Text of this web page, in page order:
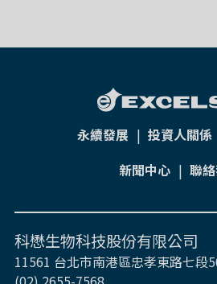
永續發展 | 投資人關係
新聞中心 | 聯
科懋生物科技股份有限公司
11561 台北市南港區忠孝東路七段